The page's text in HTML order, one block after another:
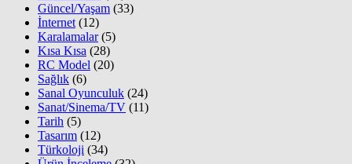
Güncel/Yaşam (33)
İnternet (12)
Karalamalar(5)
Kısa Kısa (28)
RC Model (20)
Sağlık (6)
Sanal Oyunculuk (24)
Sanat/Sinema/TV (11)
Tarih (5)
Tasarım (12)
Türkoloji (34)